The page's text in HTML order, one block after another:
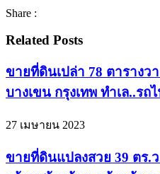
Share :
Related Posts
ขายที่ดินเปล่า 78 ตารางว
บางเขน กรุงเทพ ทำเล..รถ
27 เมษายน 2023
ขายที่ดินแปลงสวย 39 ตร.